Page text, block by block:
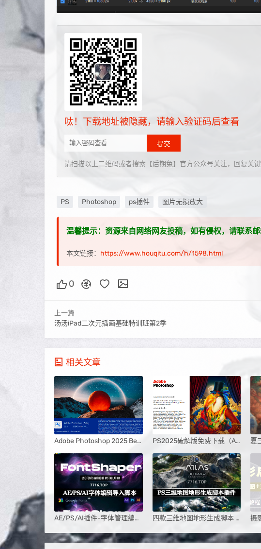
呔！下载地址被隐藏，请输入验证码后查看
提交
请扫描以上二维码或者搜索【后期兔】官方公众号关注，回复关
PS Photoshop ps插件 图片无损放大
温馨提示：资源来自网络网友投稿，如有侵权，请联系
本文链接： https://www.houqitu.com/h/1598.html
0
上一篇
汤汤iPad二次元插画基础特训班第2季
相关文章
Adobe Photoshop 2025 Beta v26.6完整版 PS2025破解版免费下载（Adobe-Photoshop-2025-26.0.0） 夏
AE/PS/AI插件-字体管理编辑导入工具 FontShaper v1.0.1 四款三维地图地形生成脚本 3D Map Generator汉化版